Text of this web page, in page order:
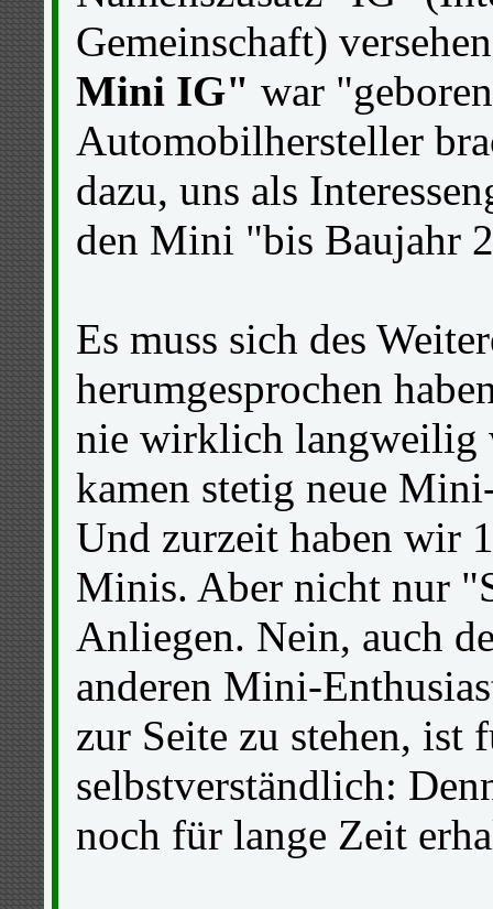
Gemeinschaft)
Mini IG" war
Automobilhersteller
dazu, uns als
den Mini "bis Baujahr
Es muss sich des
herumgesprochen
nie wirklich langweilig
kamen stetig neue
Und zurzeit haben wir
Minis. Aber nicht nur
Anliegen. Nein, auch
anderen Mini-
zur Seite zu stehen, ist
selbstverständlich:
noch für lange Zeit